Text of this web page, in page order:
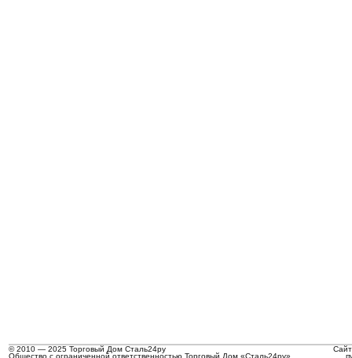
© 2010 — 2025 Торговый Дом Сталь24ру
Общество с ограниченной ответственностью Торговый Дом «Сталь24ру»